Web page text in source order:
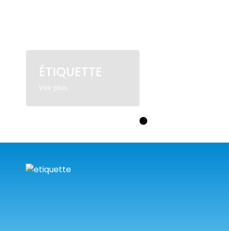
ÉTIQUETTE
Voir plus